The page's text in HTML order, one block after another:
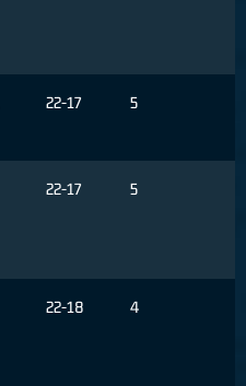
22-17 5
22-17 5
22-18 4